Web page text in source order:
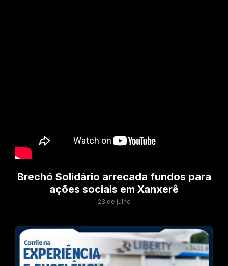
Brechó Solidário arrecada fundos para
ações sociais em Xanxerê
23 de julho